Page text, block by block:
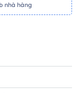
nhà hàng